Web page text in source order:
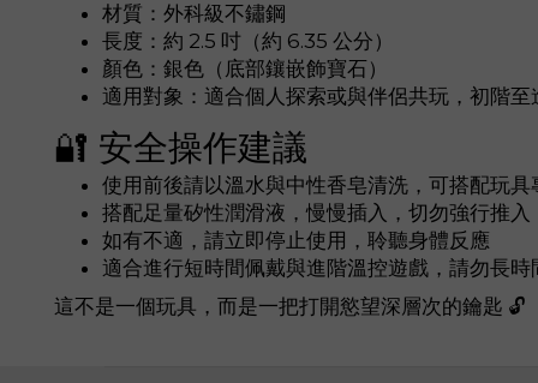
材質：外科級不鏽鋼
長度：約 2.5 吋（約 6.35 公分）
顏色：銀色（底部鑲嵌飾寶石）
適用對象：適合個人探索或與伴侶共玩，初階至
🔐 安全操作建議
使用前後請以溫水與中性香皂清洗，可搭配玩具
搭配足量矽性潤滑液，慢慢插入，切勿強行推入
如有不適，請立即停止使用，聆聽身體反應
適合進行短時間佩戴與進階溫控遊戲，請勿長時
這不是一個玩具，而是一把打開慾望深層次的鑰匙 🔓